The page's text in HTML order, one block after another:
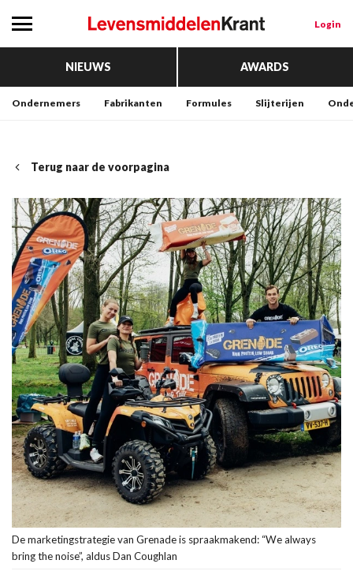
Login
NIEUWS AWARDS
Ondernemers Fabrikanten Formules Slijterijen
Terug naar de voorpagina
De marketingstrategie van Grenade is spraakmakend: “We always
bring the noise”, aldus Dan Coughlan